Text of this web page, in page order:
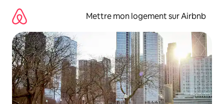
directement
contenu
Mettre mon logement sur Airbnb